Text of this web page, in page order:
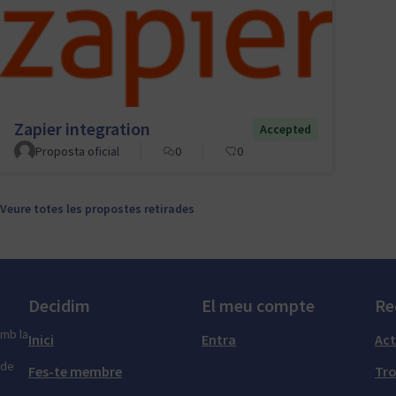
Zapier integration
Accepted
Proposta oficial
0 0
Veure totes les propostes retirades
la
Decidim
Inici
Fes-te membre
El meu compte
Entra